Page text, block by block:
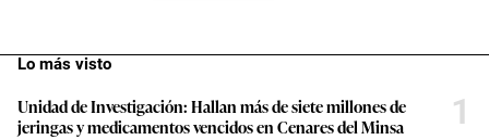
Lo más visto
Unidad de Investigación: Hallan más de siete millones de
jeringas y medicamentos vencidos en Cenares del Minsa
1